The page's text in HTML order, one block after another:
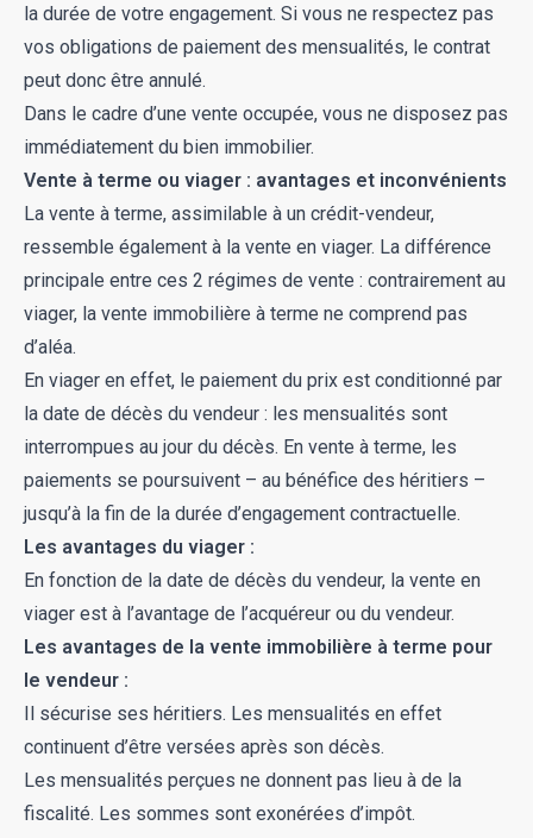
la durée de votre engagement. Si vous ne respectez pas
vos obligations de paiement des mensualités, le contrat
peut donc être annulé.
Dans le cadre d’une vente occupée, vous ne disposez pas
immédiatement du bien immobilier.
Vente à terme ou viager : avantages et inconvénients
La vente à terme, assimilable à un crédit-vendeur,
ressemble également à la vente en viager. La différence
principale entre ces 2 régimes de vente : contrairement au
viager, la vente immobilière à terme ne comprend pas
d’aléa.
En viager en effet, le paiement du prix est conditionné par
la date de décès du vendeur : les mensualités sont
interrompues au jour du décès. En vente à terme, les
paiements se poursuivent – au bénéfice des héritiers –
jusqu’à la fin de la durée d’engagement contractuelle.
Les avantages du viager :
En fonction de la date de décès du vendeur, la vente en
viager est à l’avantage de l’acquéreur ou du vendeur.
Les avantages de la vente immobilière à terme pour
le vendeur :
Il sécurise ses héritiers. Les mensualités en effet
continuent d’être versées après son décès.
Les mensualités perçues ne donnent pas lieu à de la
fiscalité. Les sommes sont exonérées d’impôt.